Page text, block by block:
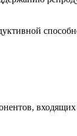
входящих